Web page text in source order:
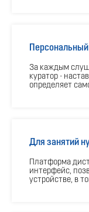
Персональный
За каждым
куратор -
определяет
Для занятий
Платформа
интерфейс,
устройстве, в